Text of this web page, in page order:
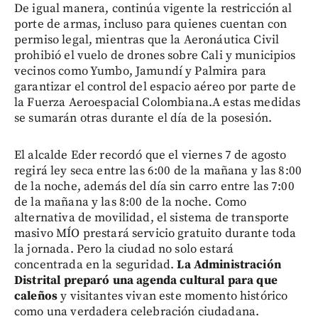
De igual manera, continúa vigente la restricción al
porte de armas, incluso para quienes cuentan con
permiso legal, mientras que la Aeronáutica Civil
prohibió el vuelo de drones sobre Cali y municipios
vecinos como Yumbo, Jamundí y Palmira para
garantizar el control del espacio aéreo por parte de
la Fuerza Aeroespacial Colombiana.A estas medidas
se sumarán otras durante el día de la posesión.
El alcalde Eder recordó que el viernes 7 de agosto
regirá ley seca entre las 6:00 de la mañana y las 8:00
de la noche, además del día sin carro entre las 7:00
de la mañana y las 8:00 de la noche. Como
alternativa de movilidad, el sistema de transporte
masivo MÍO prestará servicio gratuito durante toda
la jornada. Pero la ciudad no solo estará
concentrada en la seguridad.La Administración
Distrital preparó una agenda cultural para que
caleñosy visitantes vivan este momento histórico
como una verdadera celebración ciudadana.